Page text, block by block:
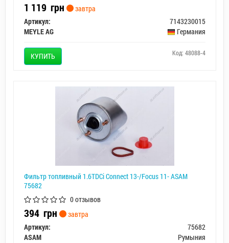
1 119 грн
завтра
Артикул:
7143230015
MEYLE AG
Германия
КУПИТЬ Код: 48088-4
Фильтр топливный 1.6TDCi Connect 13-/Focus 11- ASAM
75682
0 отзывов
394 грн
завтра
Артикул:
75682
ASAM
Румыния